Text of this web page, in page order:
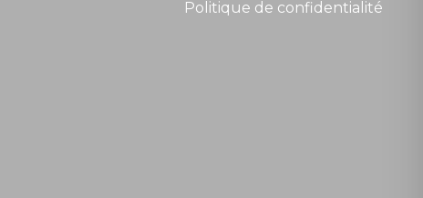
Politique de confidentialité